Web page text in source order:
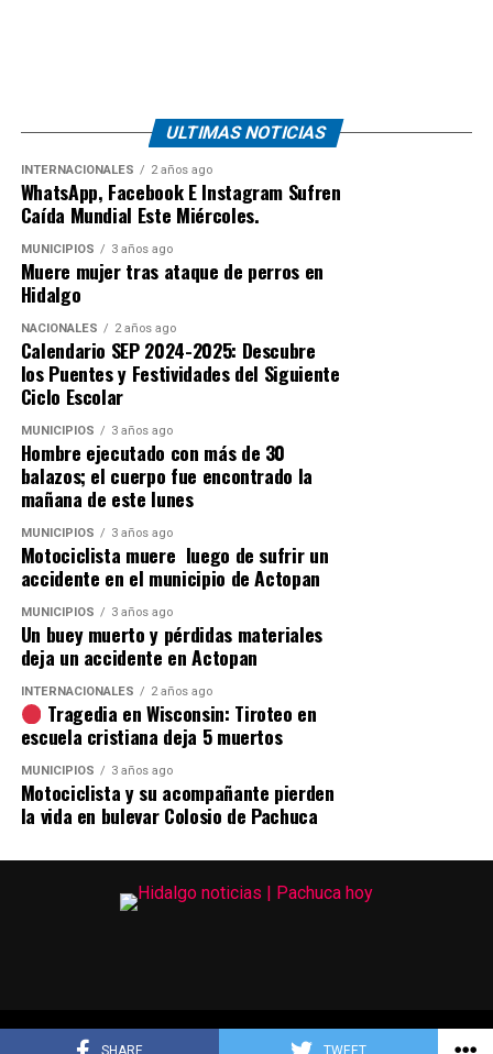
SHARE TWEET
ULTIMAS NOTICIAS
INTERNACIONALES 2 años ago
WhatsApp, Facebook E Instagram Sufren
Caída Mundial Este Miércoles.
MUNICIPIOS 3 años ago
Muere mujer tras ataque de perros en
Hidalgo
NACIONALES 2 años ago
Calendario SEP 2024-2025: Descubre
los Puentes y Festividades del Siguiente
Ciclo Escolar
MUNICIPIOS 3 años ago
Hombre ejecutado con más de 30
balazos; el cuerpo fue encontrado la
mañana de este lunes
MUNICIPIOS 3 años ago
Motociclista muere luego de sufrir un
accidente en el municipio de Actopan
MUNICIPIOS 3 años ago
Un buey muerto y pérdidas materiales
deja un accidente en Actopan
INTERNACIONALES 2 años ago
Tragedia en Wisconsin: Tiroteo en
escuela cristiana deja 5 muertos
MUNICIPIOS 3 años ago
Motociclista y su acompañante pierden
la vida en bulevar Colosio de Pachuca
Copyright © 2023